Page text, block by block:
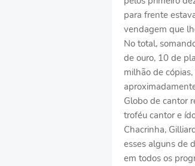
para frente
vendagem que
No total,
de ouro, 10 de
milhão de
Globo de cantor
troféu cantor e
Chacrinha,
esses alguns de
em todos os